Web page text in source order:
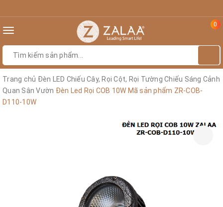
Toggle
0
Trang chủ Đèn LED Chiếu Cây, Rọi Cột, Rọi Tường Chiếu Sáng Cảnh
Quan Sân Vườn Đèn Led Rọi COB 10W Mã sản phẩm ZR-COB-
D110-10W